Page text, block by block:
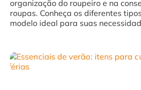
organização do roupeiro e na
roupas. Conheça os diferentes
modelo ideal para suas